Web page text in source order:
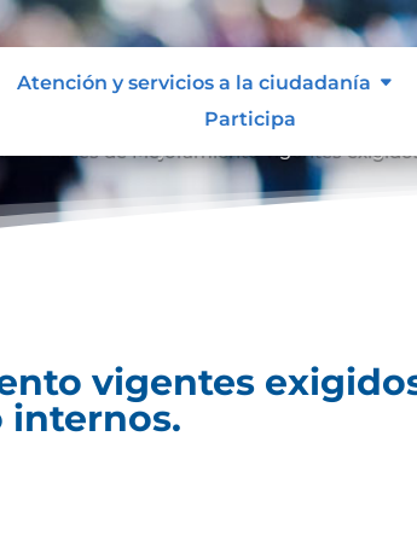
Atención y servicios a la ciudadanía
Participa
Planes de Mejoramiento vigentes
vigentes
internos.